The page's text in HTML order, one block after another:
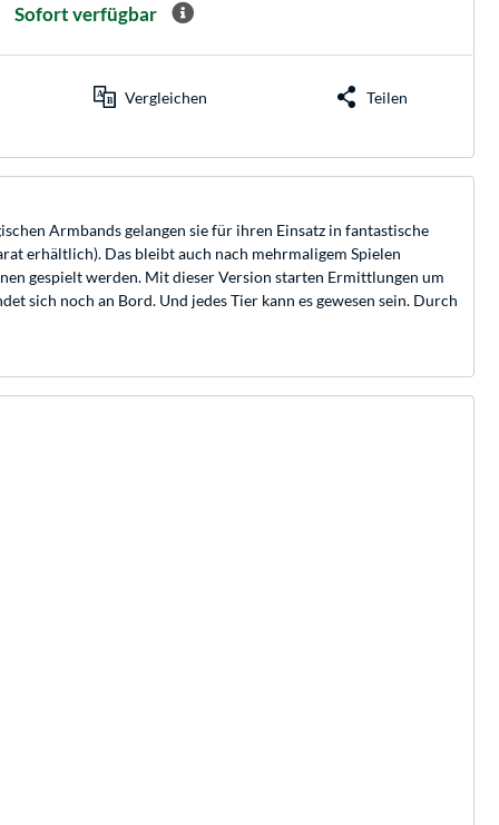
Sofort verfügbar
Vergleichen Teilen
Armbands gelangen sie für ihren Einsatz in fantastische
erhältlich). Das bleibt auch nach mehrmaligem Spielen
gespielt werden. Mit dieser Version starten Ermittlungen um
sich noch an Bord. Und jedes Tier kann es gewesen sein. Durch